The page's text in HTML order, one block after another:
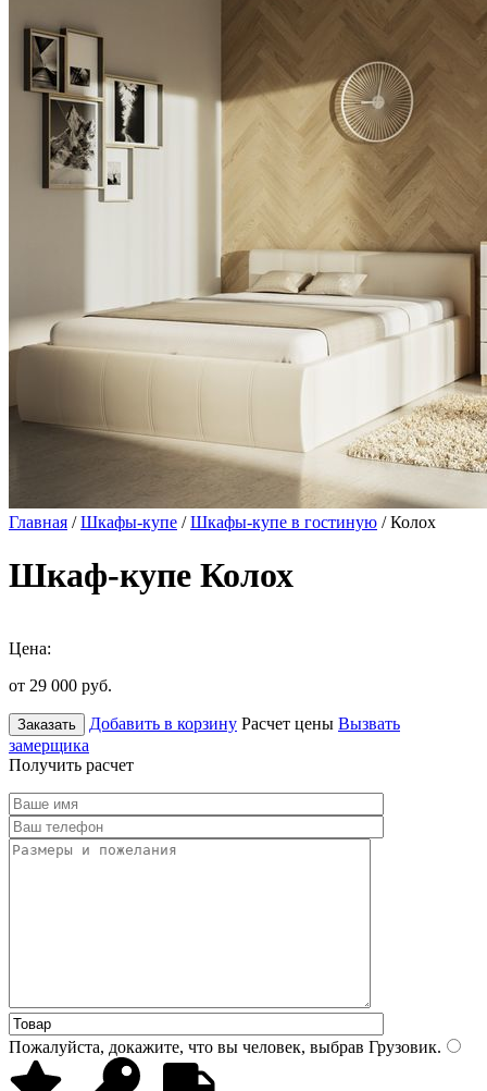
Главная /Шкафы-купе /Шкафы-купе в гостиную / Колох
Шкаф-купе Колох
Цена:
от 29 000 руб.
Заказать Добавить в корзину Расчет цены Вызвать
замерщика
Получить расчет
Пожалуйста, докажите, что вы человек, выбрав Грузовик.